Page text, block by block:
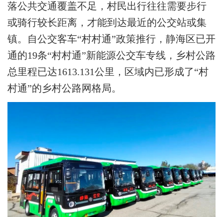
落公共交通覆盖不足，村民出行往往需要步行
或骑行较长距离，才能到达最近的公交站或集
镇。自公交客车“村村通”政策推行，静海区已开
通的19条“村村通”新能源公交车专线，乡村公路
总里程已达1613.131公里，区域内已形成了“村
村通”的乡村公路网格局。